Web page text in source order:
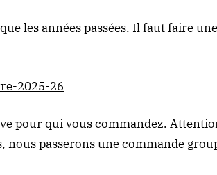
les années passées. Il faut faire
2025-26
pour qui vous commandez.
passerons une commande